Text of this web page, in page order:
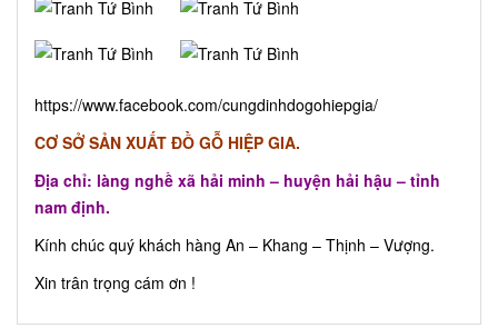
https://www.facebook.com/cungdinhdogohiepgia/
CƠ SỞ SẢN XUẤT ĐỒ GỖ HIỆP GIA.
Địa chỉ: làng nghề xã hải minh – huyện hải hậu – tỉnh
nam định.
Kính chúc quý khách hàng An – Khang – Thịnh – Vượng.
Xin trân trọng cám ơn !